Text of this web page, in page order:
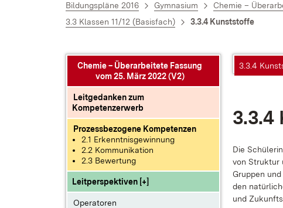
Bildungspläne 2016 Gymnasium Chemie –
3.3 Klassen 11/12 (Basisfach)
3.3.4 Kunststoffe
Chemie – Überarbeitete Fassung
vom 25. März 2022 (V2)
Leitgedanken zum
Kompetenzerwerb
Prozessbezogene Kompetenzen
2.1 Erkenntnisgewinnung
2.2 Kommunikation
2.3 Bewertung
Leitperspektiven [+]
Operatoren
3.3.4
3.3.4
Die
von Struk­tur
Grup­pen
den
und